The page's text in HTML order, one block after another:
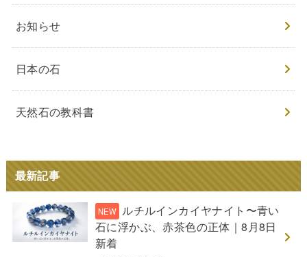
お知らせ
日本の石
天然石の教科書
最新記事
ルチルインカイヤナイト〜青い
石に浮かぶ、赤茶色の正体｜8月8日
新着